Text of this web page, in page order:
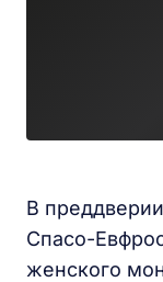
В
Спасо-
женского